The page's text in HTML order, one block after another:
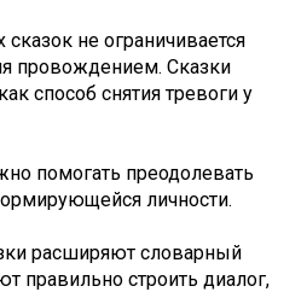
не ограничивается
провождением. Сказки
способ снятия тревоги у
помогать преодолевать
личности.
расширяют словарный
правильно строить диалог,